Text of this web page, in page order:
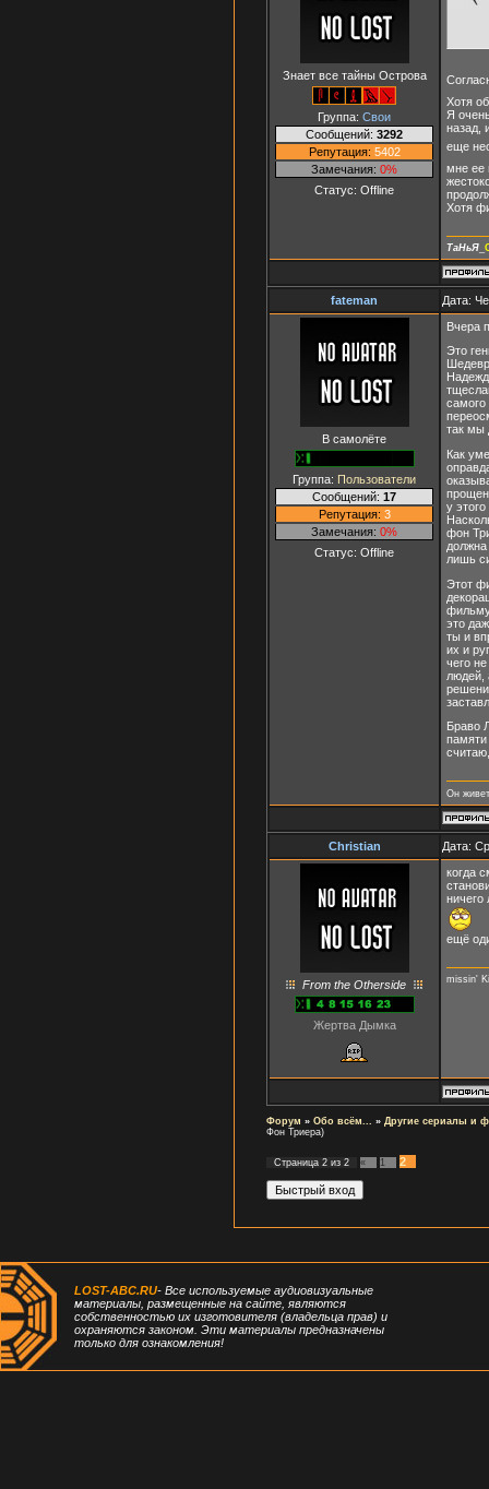
Знает все тайны Острова
Группа: Свои
Сообщений: 3292
Репутация: 5402
Замечания: 0%
Статус: Offline
Хотя
Я
назад,
еще
мне ее
Хотя
ТаНьЯ
fateman Дата:
В самолёте
Группа: Пользователи
Сообщений: 17
Репутация: 3
Замечания: 0%
Статус: Offline
Вчера
Это
так мы
Как
у
фон
лишь
Этот
фильму
это
ты и
их и
чего
людей,
Браво
Он
Christian Дата:
From the Otherside
Жертва Дымка
когда
ещё
missin'
Форум » Обо всём... » Другие сериалы и
Фон Триера)
Страница 2 из 2 « 1 2
LOST-ABC.RU- Все используемые аудиовизуальные
материалы, размещенные на сайте, являются
собственностью их изготовителя (владельца прав) и
охраняются законом. Эти материалы предназначены
только для ознакомления!